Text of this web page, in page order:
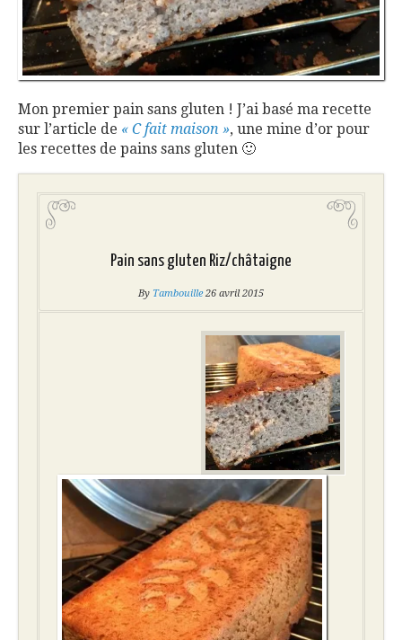
Mon premier pain sans gluten ! J’ai basé ma recette
sur l’article de « C fait maison », une mine d’or pour
les recettes de pains sans gluten 🙂
Pain sans gluten Riz/châtaigne
By Tambouille 26 avril 2015